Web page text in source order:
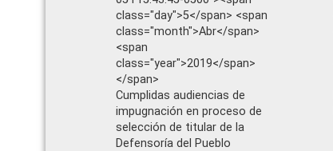
class="day">5</span> <span
class="month">Abr</span>
<span
class="year">2019</span>
</span>
Cumplidas audiencias de
impugnación en proceso de
selección de titular de la
Defensoría del Pueblo